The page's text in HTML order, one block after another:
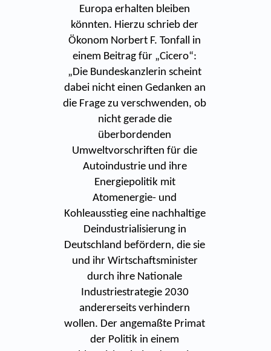
Europa erhalten bleiben
könnten. Hierzu schrieb der
Ökonom Norbert F. Tonfall in
einem Beitrag für „Cicero“:
„Die Bundeskanzlerin scheint
dabei nicht einen Gedanken an
die Frage zu verschwenden, ob
nicht gerade die
überbordenden
Umweltvorschriften für die
Autoindustrie und ihre
Energiepolitik mit
Atomenergie- und
Kohleausstieg eine nachhaltige
Deindustrialisierung in
Deutschland befördern, die sie
und ihr Wirtschaftsminister
durch ihre Nationale
Industriestrategie 2030
andererseits verhindern
wollen. Der angemaßte Primat
der Politik in einem